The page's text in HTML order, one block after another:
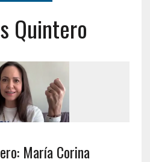
Quintero
María Corina